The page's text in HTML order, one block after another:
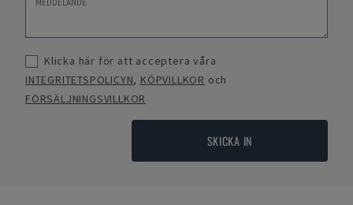
Klicka här för att acceptera våra
INTEGRITETSPOLICYN, KÖPVILLKOR och
FÖRSÄLJNINGSVILLKOR
SKICKA IN